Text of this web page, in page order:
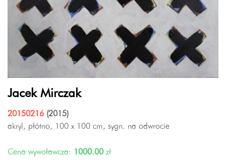
Jacek Mirczak
20150216 (2015)
akryl, płótno, 100 x 100 cm, sygn. na odwrocie
Cena wywoławcza: 1000.00 zł